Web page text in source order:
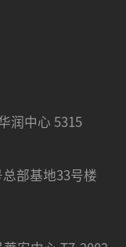
润中心 5315
部基地33号楼